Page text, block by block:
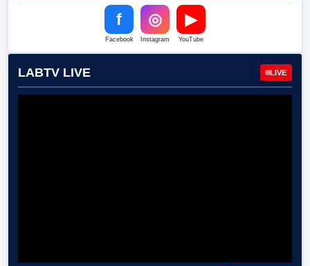
f
Facebook
◎
Instagram
▶
YouTube
LABTV LIVE LIVE